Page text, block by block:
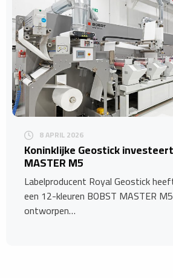
8 APRIL 2026
Koninklijke Geostick
MASTER M5
Labelproducent Royal Geostick
een 12-kleuren BOBST MASTER
ontworpen…